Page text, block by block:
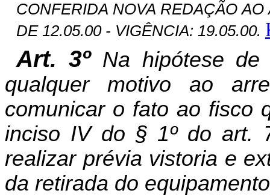
CONFERIDA NOVA REDAÇÃO AO
DE 12.05.00 - VIGÊNCIA: 19.05.00.
Art. 3º Na hipótese de
qualquer motivo ao
comunicar o fato ao fisco
inciso IV do § 1º do art.
realizar prévia vistoria e
da retirada do